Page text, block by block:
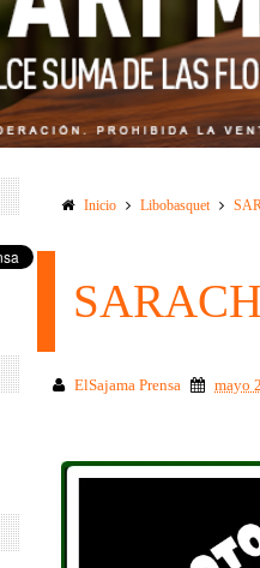
Inicio Libobasquet
ElSajama Prensa mayo